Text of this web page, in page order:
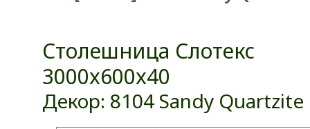
Столешница Слотекс
3000x600x40
Декор: 8104 Sandy Quartzite